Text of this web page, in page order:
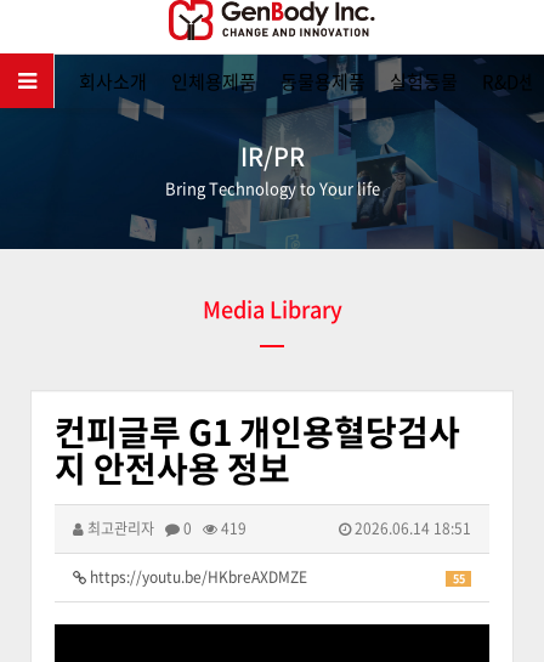
메인
회사소개 인체용제품 동물용제품 실험동물 R&D센
IR/PR
Bring Technology to Your life
Media Library
컨피글루 G1 개인용혈당검사
지 안전사용 정보
최고관리자 0 419 2026.06.14 18:51
55
https://youtu.be/HKbreAXDMZE